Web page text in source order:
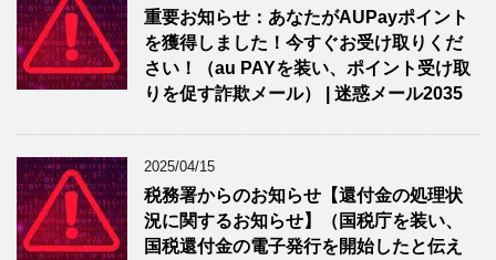
重要お知らせ：あなたがAUPayポイント
を獲得しました！今すぐお受け取りくだ
さい！（au PAYを装い、ポイント受け取
りを促す詐欺メール） | 迷惑メール2035
2025/04/15
税務署からのお知らせ【還付金の処理状
況に関するお知らせ】（国税庁を装い、
国税還付金の電子発行を開始したと伝え